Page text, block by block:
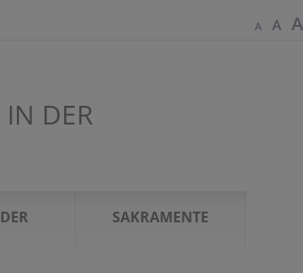
DER
SAKRAMENTE